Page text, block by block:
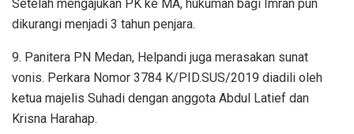
Setelah mengajukan PK ke MA, hukuman bagi Imran pun
dikurangi menjadi 3 tahun penjara.
9. Panitera PN Medan, Helpandi juga merasakan sunat
vonis. Perkara Nomor 3784 K/PID.SUS/2019 diadili oleh
ketua majelis Suhadi dengan anggota Abdul Latief dan
Krisna Harahap.